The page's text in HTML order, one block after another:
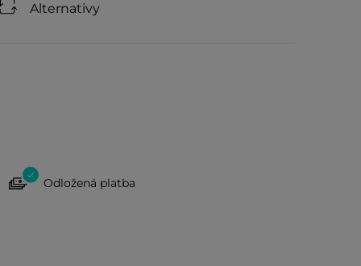
Alternativy
Odložená platba